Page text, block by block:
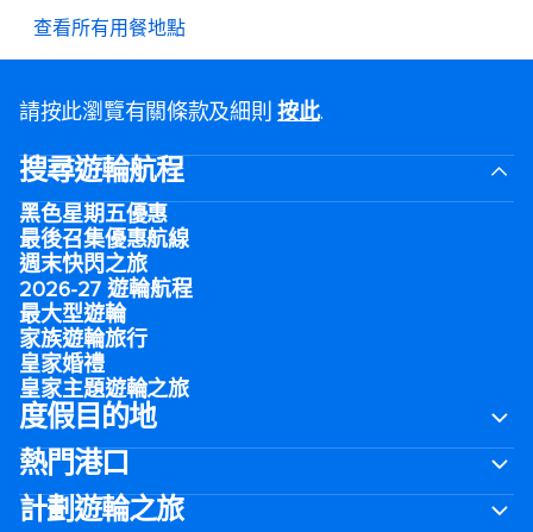
查看所有用餐地點
請按此瀏覽有關條款及細則按此.
搜尋遊輪航程
黑色星期五優惠
最後召集優惠航線
週末快閃之旅
2026-27 遊輪航程
最大型遊輪
家族遊輪旅行
皇家婚禮
皇家主題遊輪之旅
度假目的地
熱門港口
計劃遊輪之旅